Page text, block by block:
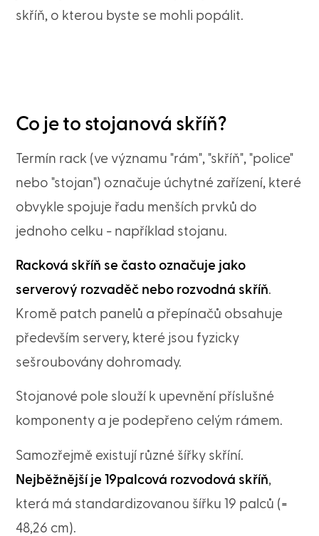
skříň, o kterou byste se mohli popálit.
Co je to stojanová skříň?
Termín rack (ve významu "rám", "skříň", "police"
nebo "stojan") označuje úchytné zařízení, které
obvykle spojuje řadu menších prvků do
jednoho celku - například stojanu.
Racková skříň se často označuje jako
serverový rozvaděč nebo rozvodná skříň.
Kromě patch panelů a přepínačů obsahuje
především servery, které jsou fyzicky
sešroubovány dohromady.
Stojanové pole slouží k upevnění příslušné
komponenty a je podepřeno celým rámem.
Samozřejmě existují různé šířky skříní.
Nejběžnější je 19palcová rozvodová skříň,
která má standardizovanou šířku 19 palců (=
48,26 cm).